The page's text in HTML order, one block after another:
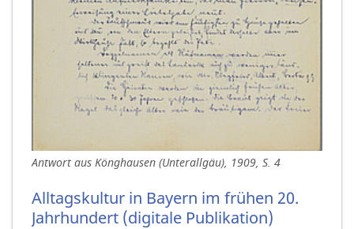
Antwort aus Könghausen (Unterallgäu), 1909, S. 4
Alltagskultur in Bayern im frühen 20.
Jahrhundert (digitale Publikation)